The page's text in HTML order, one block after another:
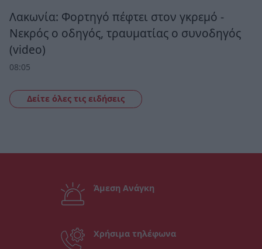
Λακωνία: Φορτηγό πέφτει στον γκρεμό -
Νεκρός ο οδηγός, τραυματίας ο συνοδηγός
(video)
08:05
Δείτε όλες τις ειδήσεις
Άμεση Ανάγκη
Χρήσιμα τηλέφωνα